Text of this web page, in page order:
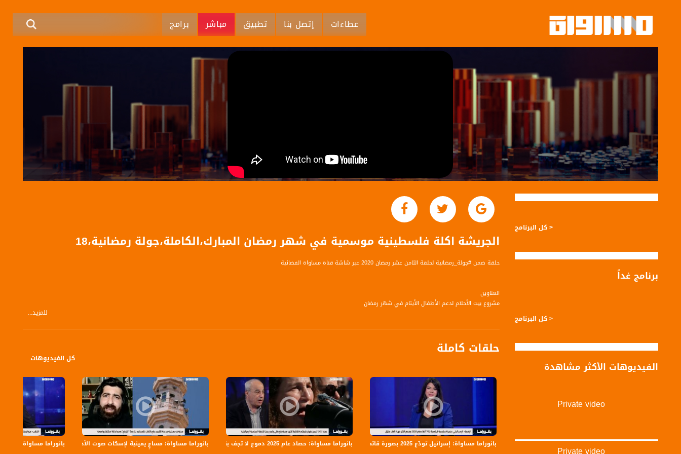
عطاءات إتصل بنا تطبيق مباشر برامج
الجريشة اكلة فلسطينية موسمية في شهر رمضان المبارك،الكاملة،جولة رمضانية،18
حلقة ضمن #جولة_رمضانية لحلقة الثامن عشر رمضان 2020 عبر شاشة قناة مساواة الفضائية
العناوين
مشروع بيت الأحلام لدعم الأطفال الأيتام في شهر رمضان
"دعاء منادرة - مديرة جمعية نحن لأجلكم لنفرحكم
"مساعد أول جاسم عبد- الفرقة القومية للأمن الوطني
محمد أكرم- رئيس جمعية الجديرة للتنمية والتطوير
تقديم:
"أمير عباس
للمزيد...
حلقات كاملة كل الفيديوهات
بانوراما مساواة: بن بانوراما مساواة: مساعٍ يمينية لإسكات صوت الآذان بانوراما مساواة: حصاد عام 2025 دموع لا تجف بنار الجريمة و اليمين يفرض قبضته والفاشية تقترب بانوراما مساواة: إسرائيل تودّع 2025 بصورة قاتمة
< كل البرنامج
برنامج غداً
< كل البرنامج
الفيديوهات الأكثر مشاهدة
Private video